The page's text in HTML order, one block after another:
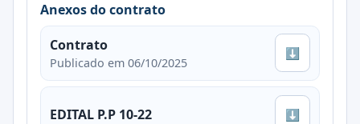
Anexos do contrato
Contrato
Publicado em 06/10/2025
⬇
EDITAL P.P 10-22 ⬇